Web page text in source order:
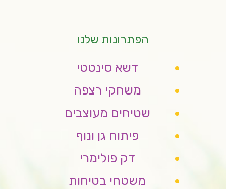
הפתרונות שלנו
דשא סינטטי
משחקי רצפה
שטיחים מעוצבים
פיתוח גן ונוף
דק פולימרי
משטחי בטיחות